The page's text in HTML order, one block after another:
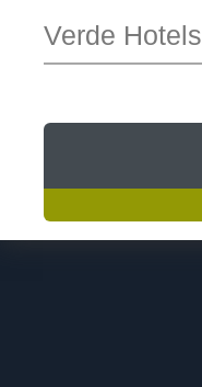
Verde Hotels